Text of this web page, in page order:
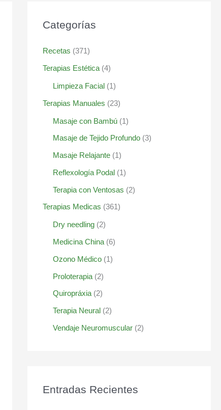
Categorías
Recetas (371)
Terapias Estética(4)
Limpieza Facial(1)
Terapias Manuales (23)
Masaje con Bambú(1)
Masaje de Tejido Profundo(3)
Masaje Relajante(1)
Reflexología Podal(1)
Terapia con Ventosas (2)
Terapias Medicas (361)
Dry needling(2)
Medicina China(6)
Ozono Médico(1)
Proloterapia(2)
Quiropráxia(2)
Terapia Neural(2)
Vendaje Neuromuscular(2)
Entradas Recientes